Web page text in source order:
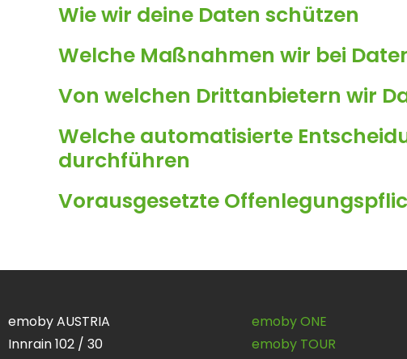
Wie wir deine Daten schützen
Welche Maßnahmen wir bei
Von welchen Drittanbietern wir
Welche automatisierte
durchführen
Vorausgesetzte
emoby AUSTRIA
Innrain 102 / 30
emoby ONE
emoby TOUR